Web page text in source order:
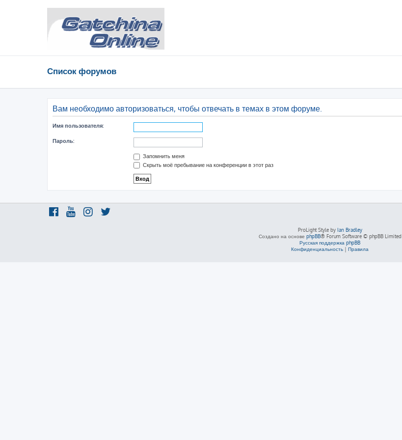
Список форумов
Вам необходимо авторизоваться, чтобы отвечать в темах в этом форуме.
Имя пользователя:
Пароль:
Запомнить меня
Скрыть моё пребывание на конференции в этот раз
ProLight Style by Ian Bradley
Создано на основе phpBB® Forum Software © phpBB Limited
Русская поддержка phpBB
Конфиденциальность | Правила